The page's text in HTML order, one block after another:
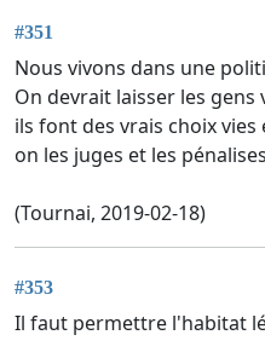
#351
Nous vivons dans une
On devrait laisser les
ils font des vrais choix vies
on les juges et les
(Tournai, 2019-02-18)
#353
Il faut permettre l'habitat